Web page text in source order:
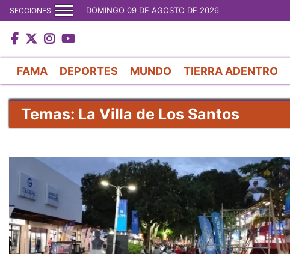
SECCIONES DOMINGO 09 DE AGOSTO DE 2026
FAMA DEPORTES MUNDO TIERRA ADENTRO
Temas: La Villa de Los Santos